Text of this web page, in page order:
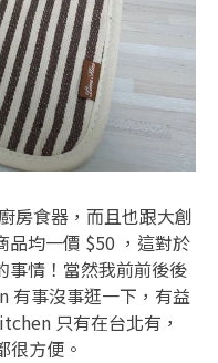
房食器，而且也跟大創
品均一價 $50 ，這對於
事情！當然我前前後後
有事沒事逛一下，有益
只有在台北有，
很方便。